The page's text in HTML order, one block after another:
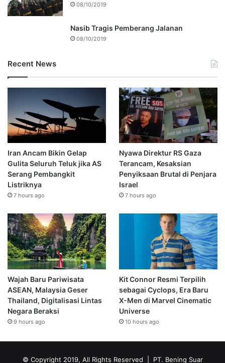
08/10/2019
Nasib Tragis Pemberang Jalanan
08/10/2019
Recent News
Iran Ancam Bikin Gelap
Gulita Seluruh Teluk jika AS
Serang Pembangkit
Listriknya
7 hours ago
Nyawa Direktur RS Gaza
Terancam, Kesaksian
Penyiksaan Brutal di Penjara
Israel
7 hours ago
Wajah Baru Pariwisata
ASEAN, Malaysia Geser
Thailand, Digitalisasi Lintas
Negara Beraksi
9 hours ago
Kit Connor Resmi Terpilih
sebagai Cyclops, Era Baru
X-Men di Marvel Cinematic
Universe
10 hours ago
© Copyright 2019, All Rights Reserved | PT. Bening Suar